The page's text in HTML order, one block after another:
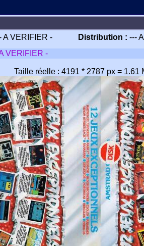
A VERIFIER - Distribution : ---
VERIFIER -
Taille réelle : 4191 * 2787 px = 1.61